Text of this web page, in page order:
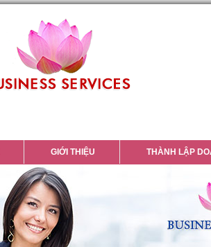
GIỚI THIỆU THÀNH LẬP